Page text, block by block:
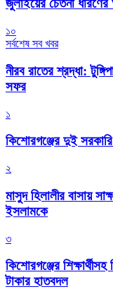
জুলাইয়ের চেতনা ধারণের
১০
সর্বশেষ সব খবর
নীরব রাতের শ্রদ্ধা:
সফর
১
কিশোরগঞ্জের দুই
২
মাসুদ হিলালীর বাসায়
ইসলামকে
৩
কিশোরগঞ্জের
টাকার হাতবদল